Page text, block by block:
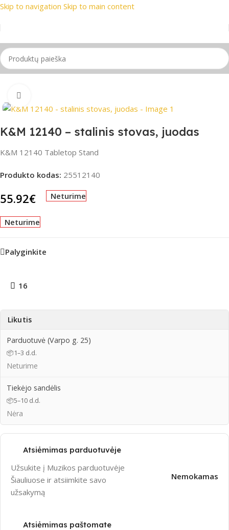
Skip to navigation Skip to main content
📦 Nemokamas
Pradžia/Stovai
K&M 12140 – stalinis stovas, juodas
K&M 12140 Tabletop Stand
Produkto kodas: 25512140
55.92€ Neturime
Neturime
Palyginkite
16
Likutis
Parduotuvė (Varpo g. 25)
📦1–3 d.d.
Neturime
Tiekėjo sandėlis
📦5–10 d.d.
Nėra
Atsiėmimas parduotuvėje
Užsukite į Muzikos parduotuvėje
Šiauliuose ir atsiimkite savo
užsakymą
Nemokamas
Atsiėmimas paštomate